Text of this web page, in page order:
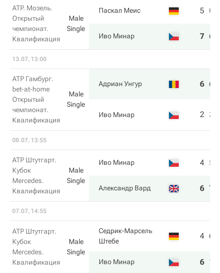
ATP. Мозель.
Открытый
чемпионат.
Квалификация
Male
Single
Паскал Меис 5 0
Иво Минар 7 6
13.07, 13:00
ATP Гамбург.
bet-at-home
Открытый
чемпионат.
Квалификация
Male
Single
Адриан Унгур 6 6
Иво Минар 2 3
08.07, 13:55
ATP Штутгарт.
Кубок
Mercedes.
Квалификация
Male
Single
Иво Минар 4 5
Александр Вард 6 7
07.07, 14:55
ATP Штутгарт.
Кубок
Mercedes.
Квалификация
Male
Single
Седрик-Марсель
Штебе
4 6
Иво Минар 6 1